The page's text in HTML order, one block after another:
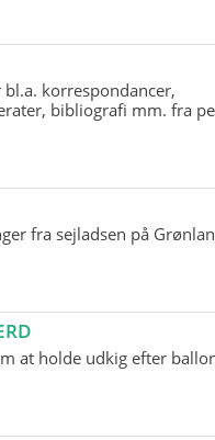
korrespondancer,
bibliografi mm. fra
fra sejladsen på
at holde udkig efter